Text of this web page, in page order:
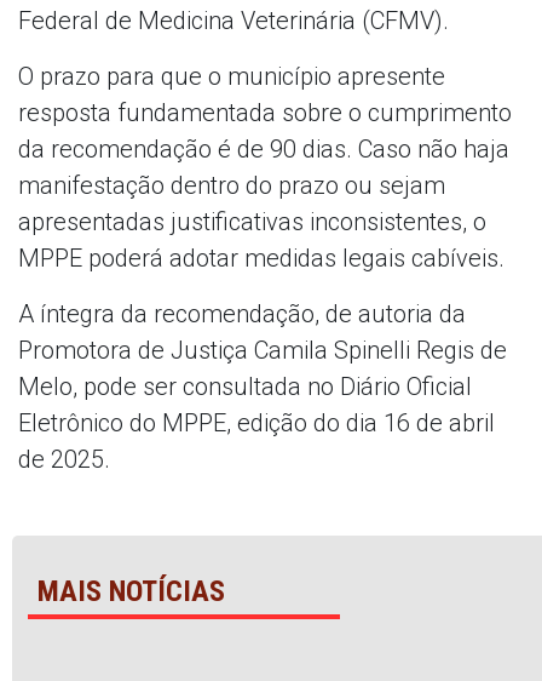
Federal de Medicina Veterinária (CFMV).
O prazo para que o município apresente
resposta fundamentada sobre o cumprimento
da recomendação é de 90 dias. Caso não haja
manifestação dentro do prazo ou sejam
apresentadas justificativas inconsistentes, o
MPPE poderá adotar medidas legais cabíveis.
A íntegra da recomendação, de autoria da
Promotora de Justiça Camila Spinelli Regis de
Melo, pode ser consultada no Diário Oficial
Eletrônico do MPPE, edição do dia 16 de abril
de 2025.
MAIS NOTÍCIAS